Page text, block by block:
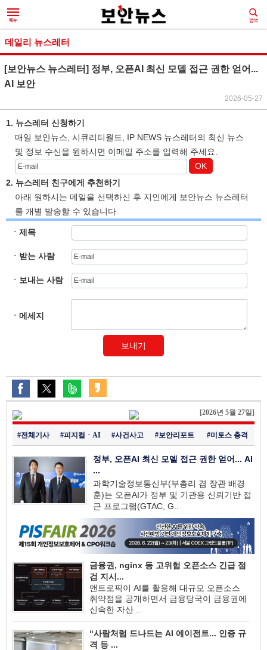
데일리 뉴스레터
[보안뉴스 뉴스레터] 정부, 오픈AI 최신 모델 접근 권한 얻어...
AI 보안
2026-05-27
1. 뉴스레터 신청하기
매일 보안뉴스, 시큐리티월드, IP NEWS 뉴스레터의 최신 뉴스
및 정보 수신을 원하시면 이메일 주소를 입력해 주세요.
OK
2. 뉴스레터 친구에게 추천하기
아래 원하시는 메일을 선택하신 후 지인에게 보안뉴스 뉴스레터
를 개별 발송할 수 있습니다.
ㆍ제목
ㆍ받는 사람
ㆍ보내는 사람
ㆍ메세지
보내기
[2026년 5월 27일]
#전체기사 #피지컬ㆍAI #사건사고 #보안리포트 #미토스 충격
정부, 오픈AI 최신 모델 접근 권한 얻어... AI
...
과학기술정보통신부(부총리 겸 장관 배경
훈)는 오픈AI가 정부 및 기관용 신뢰기반 접
근 프로그램(GTAC, G..
금융권, nginx 등 고위험 오픈소스 긴급 점
검 지시...
앤트로픽이 AI를 활용해 대규모 오픈소스
취약점을 공개하면서 금융당국이 금융권에
신속한 자산 ..
“사람처럼 드나드는 AI 에이전트... 인증 규
격 등 ...